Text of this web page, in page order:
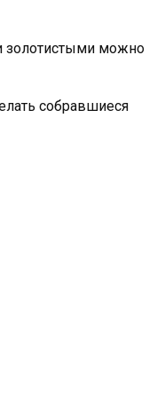
золотистыми можно
собравшиеся